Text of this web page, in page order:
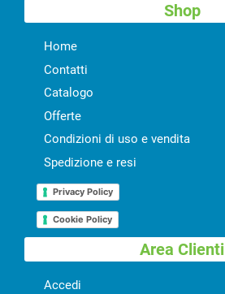
Shop
Home
Contatti
Catalogo
Offerte
Condizioni di uso e vendita
Spedizione e resi
Privacy Policy
Cookie Policy
Area Clienti
Accedi